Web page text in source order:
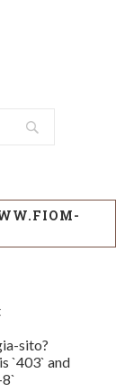
sito?
`403` and